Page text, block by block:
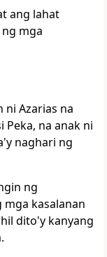
ang lahat
mga
Azarias na
Peka, na anak ni
naghari ng
ng
mga kasalanan
dito'y kanyang